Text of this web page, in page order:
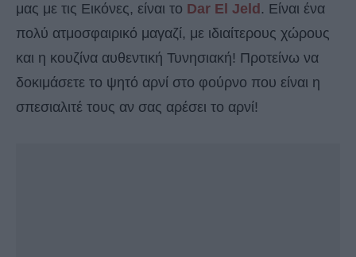
μας με τις Εικόνες, είναι το Dar El Jeld . Είναι ένα
πολύ ατμοσφαιρικό μαγαζί, με ιδιαίτερους χώρους
και η κουζίνα αυθεντική Τυνησιακή! Προτείνω να
δοκιμάσετε το ψητό αρνί στο φούρνο που είναι η
σπεσιαλιτέ τους αν σας αρέσει το αρνί!